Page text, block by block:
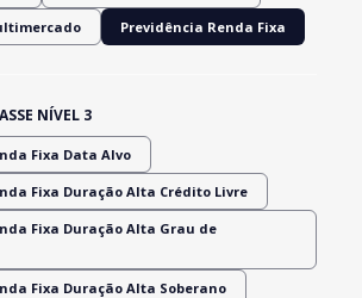
Previdência Renda Fixa
NÍVEL 3
Fixa Data Alvo
Fixa Duração Alta Crédito Livre
Fixa Duração Alta Grau de
Fixa Duração Alta Soberano